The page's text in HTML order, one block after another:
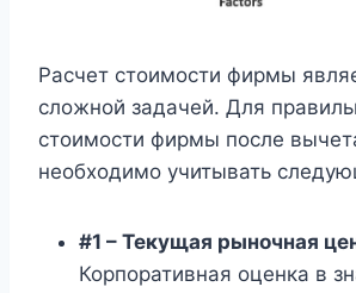
Расчет стоимости фирмы
сложной задачей. Для
стоимости фирмы после
необходимо учитывать
#1 – Текущая рыночная
Корпоративная оценка в